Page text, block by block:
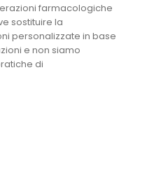
farmacologiche
sostituire la
personalizzate in base
e non siamo
di